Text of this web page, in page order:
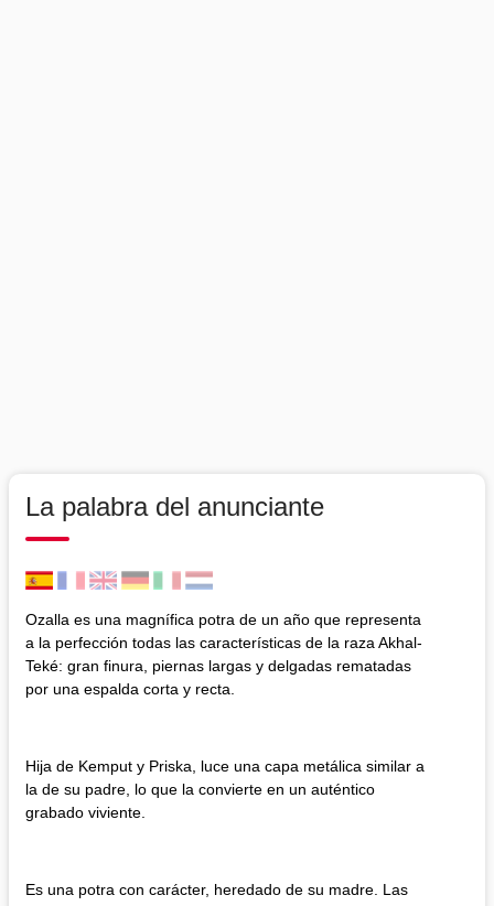
La palabra del anunciante
Ozalla es una magnífica potra de un año que representa
a la perfección todas las características de la raza Akhal-
Teké: gran finura, piernas largas y delgadas rematadas
por una espalda corta y recta.
Hija de Kemput y Priska, luce una capa metálica similar a
la de su padre, lo que la convierte en un auténtico
grabado viviente.
Es una potra con carácter, heredado de su madre. Las